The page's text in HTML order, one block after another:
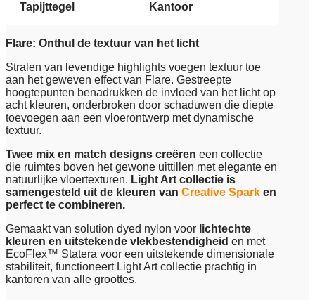
Tapijttegel
Kantoor
Flare: Onthul de textuur van het licht
Stralen van levendige highlights voegen textuur toe
aan het geweven effect van Flare. Gestreepte
hoogtepunten benadrukken de invloed van het licht op
acht kleuren, onderbroken door schaduwen die diepte
toevoegen aan een vloerontwerp met dynamische
textuur.
Twee mix en match designs creëren een collectie
die ruimtes boven het gewone uittillen met elegante en
natuurlijke vloertexturen. Light Art collectie is
samengesteld uit de kleuren van Creative Spark en
perfect te combineren.
Gemaakt van solution dyed nylon voor lichtechte
kleuren en uitstekende vlekbestendigheid en met
EcoFlex™ Statera voor een uitstekende dimensionale
stabiliteit, functioneert Light Art collectie prachtig in
kantoren van alle groottes.